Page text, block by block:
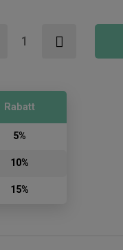
Rabatt
5%
10%
15%